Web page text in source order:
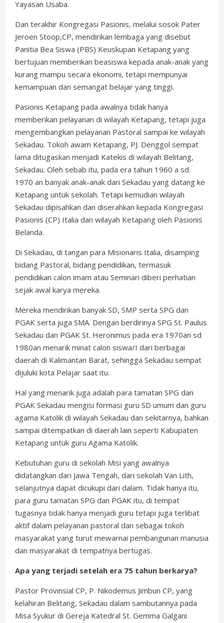
Yayasan Usaba.
Dan terakhir Kongregasi Pasionis, melalui sosok Pater
Jeroen Stoop,CP, mendirikan lembaga yang disebut
Panitia Bea Siswa (PBS) Keuskupan Ketapang yang
bertujuan memberikan beasiswa kepada anak-anak yang
kurang mampu secara ekonomi, tetapi mempunyai
kemampuan dan semangat belajar yang tinggi.
Pasionis Ketapang pada awalnya tidak hanya
memberikan pelayanan di wilayah Ketapang, tetapi juga
mengembangkan pelayanan Pastoral sampai ke wilayah
Sekadau. Tokoh awam Ketapang, PJ. Denggol sempat
lama ditugaskan menjadi Katekis di wilayah Belitang,
Sekadau. Oleh sebab itu, pada era tahun 1960 a sd.
1970 an banyak anak-anak dari Sekadau yang datang ke
Ketapang untuk sekolah. Tetapi kemudian wilayah
Sekadau dipisahkan dan diserahkan kepada Kongregasi
Pasionis (CP) Italia dan wilayah Ketapang oleh Pasionis
Belanda.
Di Sekadau, di tangan para Misionaris Italia, disamping
bidang Pastoral, bidang pendidikan, termasuk
pendidikan calon imam atau Seminari diberi perhatian
sejak awal karya mereka.
Mereka mendirikan banyak SD, SMP serta SPG dan
PGAK serta juga SMA. Dengan berdirinya SPG St. Paulus
Sekadau dan PGAK St. Heronimus pada era 1970an sd
1980an menarik minat calon siswa/I dari berbagai
daerah di Kalimantan Barat, sehingga Sekadau sempat
dijuluki kota Pelajar saat itu.
Hal yang menarik juga adalah para tamatan SPG dan
PGAK Sekadau mengisi formasi guru SD umum dan guru
agama Katolik di wilayah Sekadau dan sekitarnya, bahkan
sampai ditempatkan di daerah lain seperti Kabupaten
Ketapang untuk guru Agama Katolik.
Kebutuhan guru di sekolah Misi yang awalnya
didatangkan dari Jawa Tengah, dari sekolah Van Lith,
selanjutnya dapat dicukupi dari dalam. Tidak hanya itu,
para guru tamatan SPG dan PGAK itu, di tempat
tugasnya tidak hanya menjadi guru tetapi juga terlibat
aktif dalam pelayanan pastoral dan sebagai tokoh
masyarakat yang turut mewarnai pembangunan manusia
dan masyarakat di tempatnya bertugas.
Apa yang terjadi setelah era 75 tahun berkarya?
Pastor Provinsial CP, P. Nikodemus Jimbun CP, yang
kelahiran Belitang, Sekadau dalam sambutannya pada
Misa Syukur di Gereja Katedral St. Gemma Galgani